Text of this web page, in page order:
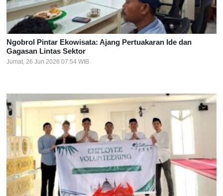
Ngobrol Pintar Ekowisata: Ajang Pertuakaran Ide dan
Gagasan Lintas Sektor
Jumat, 26 Jun 2026 07:54 WIB